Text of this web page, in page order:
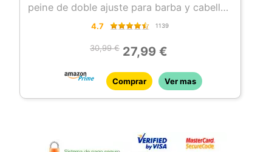
peine de doble ajuste para barba y cabello
(2-20 mm) y cortador lineal facial
de autonomía, tiempo de carga completa
de 16 horas
Indicador LED – Indicador LED de carga,
incluye funda
4.7 1139
30,99 € 27,99 €
Comprar Ver mas